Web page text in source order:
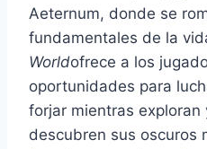
Aeternum, donde se
fundamentales de la
Worldofrece a los
oportunidades para
forjar mientras exploran
descubren sus oscuros